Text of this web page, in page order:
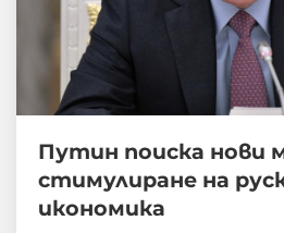
Путин поиска нови
стимулиране на
икономика